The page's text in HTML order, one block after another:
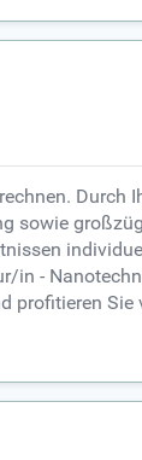
Durch
sowie
in -
profitieren Sie